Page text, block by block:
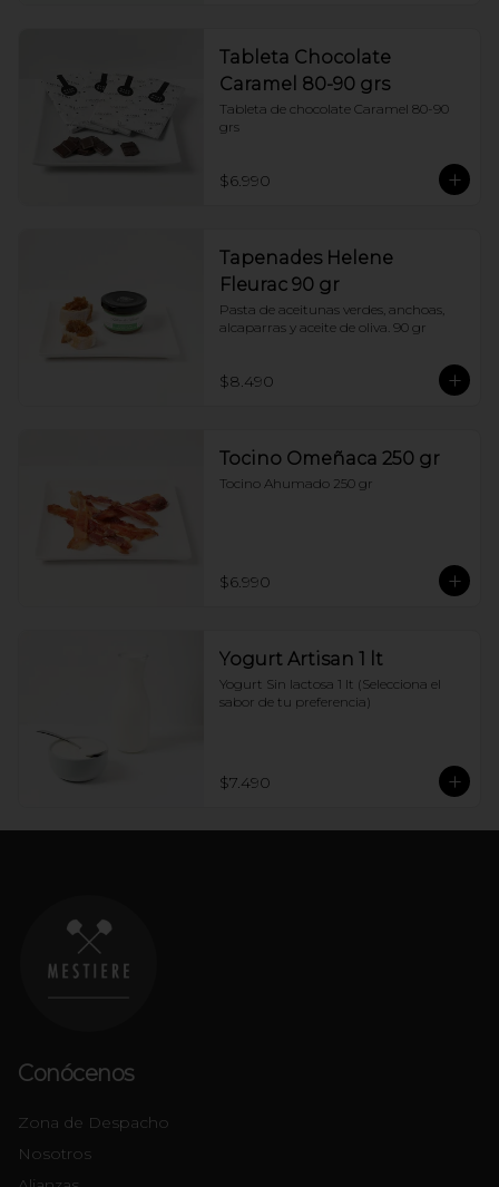
Tableta Chocolate
Caramel 80-90 grs
Tableta de chocolate Caramel 80-90
grs
$6.990
Tapenades Helene
Fleurac 90 gr
Pasta de aceitunas verdes, anchoas,
alcaparras y aceite de oliva. 90 gr
$8.490
Tocino Omeñaca 250 gr
Tocino Ahumado 250 gr
$6.990
Yogurt Artisan 1 lt
Yogurt Sin lactosa 1 lt (Selecciona el
sabor de tu preferencia)
$7.490
Conócenos
Zona de Despacho
Nosotros